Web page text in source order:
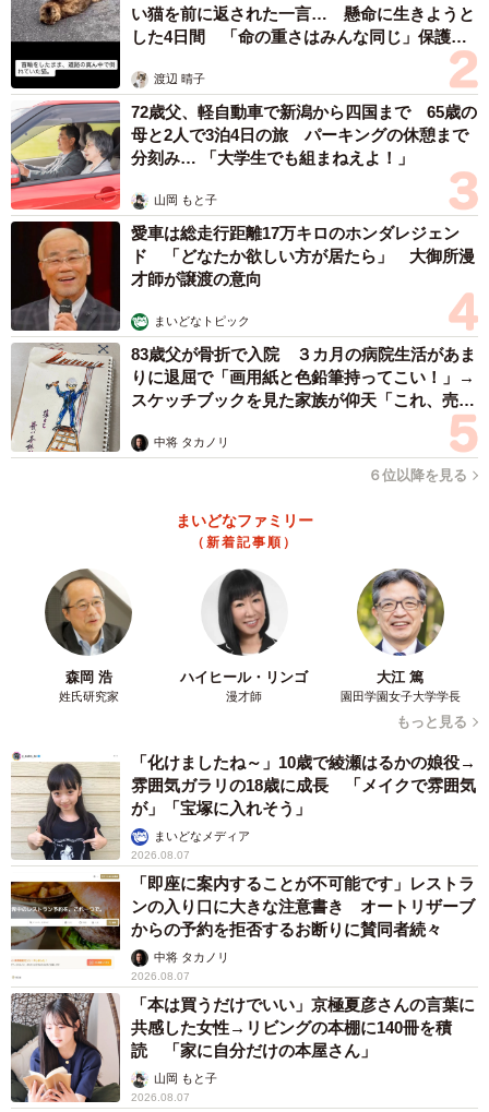
い猫を前に返された一言… 懸命に生きようと
した4日間 「命の重さはみんな同じ」保護団
渡辺 晴子
72歳父、軽自動車で新潟から四国まで 65歳の
母と2人で3泊4日の旅 パーキングの休憩まで
分刻み… 「大学生でも組まねえよ！」
山岡 もと子
愛車は総走行距離17万キロのホンダレジェン
ド 「どなたか欲しい方が居たら」 大御所漫
才師が譲渡の意向
まいどなトピック
83歳父が骨折で入院 ３カ月の病院生活があま
りに退屈で「画用紙と色鉛筆持ってこい！」→
スケッチブックを見た家族が仰天「これ、売れ
中将 タカノリ
６位以降を見る
まいどなファミリー
（新着記事順）
森岡 浩
姓氏研究家
ハイヒール・リンゴ
漫才師
大江 篤
園田学園女子大学学長
もっと見る
「化けましたね～」10歳で綾瀬はるかの娘役→
雰囲気ガラリの18歳に成長 「メイクで雰囲気
が」「宝塚に入れそう」
まいどなメディア
2026.08.07
「即座に案内することが不可能です」レストラ
ンの入り口に大きな注意書き オートリザーブ
からの予約を拒否するお断りに賛同者続々
中将 タカノリ
2026.08.07
「本は買うだけでいい」京極夏彦さんの言葉に
共感した女性→リビングの本棚に140冊を積
読 「家に自分だけの本屋さん」
山岡 もと子
2026.08.07